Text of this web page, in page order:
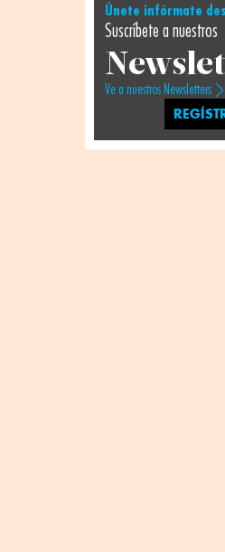
Únete infórmate
Suscríbete a nuestros
Ve a nuestros Newsletters